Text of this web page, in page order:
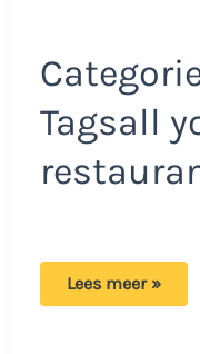
Tagsall
Bert
Lees meer »